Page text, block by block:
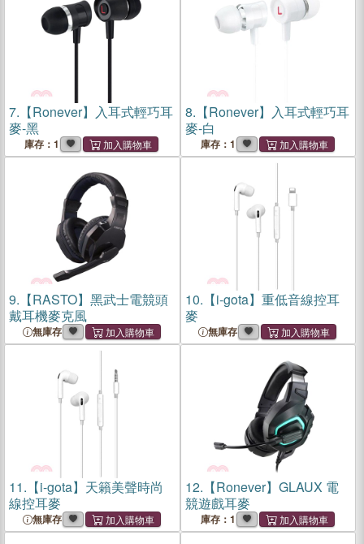
7. 【Ronever】入耳式輕巧耳
麥-黑
庫存：1
8. 【Ronever】入耳式輕巧耳
麥-白
庫存：1
9. 【RASTO】黑武士電競頭
戴耳機麥克風
無庫存
10. 【i-gota】重低音線控耳
麥
無庫存
11. 【i-gota】天籟美聲時尚
線控耳麥
無庫存
12. 【Ronever】GLAUX 電
競遊戲耳麥
庫存：1